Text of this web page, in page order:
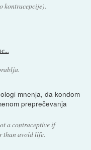
kontracepcije).
mnenja, da kondom
preprečevanja
a contraceptive if
than avoid life.